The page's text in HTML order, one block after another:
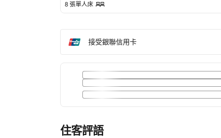
8 張單人床
接受銀聯信用卡
住客評語